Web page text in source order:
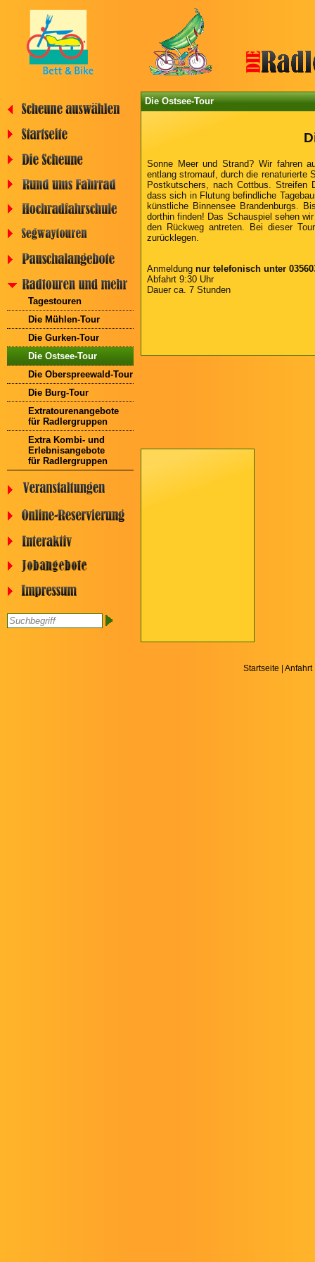
Tagestouren
Die Mühlen-Tour
Die Gurken-Tour
Die Ostsee-Tour
Die Oberspreewald-Tour
Die Burg-Tour
Extratourenangebote
für Radlergruppen
Extra Kombi- und
Erlebnisangebote
für Radlergruppen
Die Ostsee-Tour
Sonne Meer und Strand? Wir fahren
entlang stromauf, durch die renaturierte
Postkutschers, nach Cottbus. Streifen
dass sich in Flutung befindliche
künstliche Binnensee Brandenburgs.
dorthin finden! Das Schauspiel sehen
den Rückweg antreten. Bei dieser
zurücklegen.
Anmeldung nur telefonisch unter
Abfahrt 9:30 Uhr
Dauer ca. 7 Stunden
Startseite Anfahrt